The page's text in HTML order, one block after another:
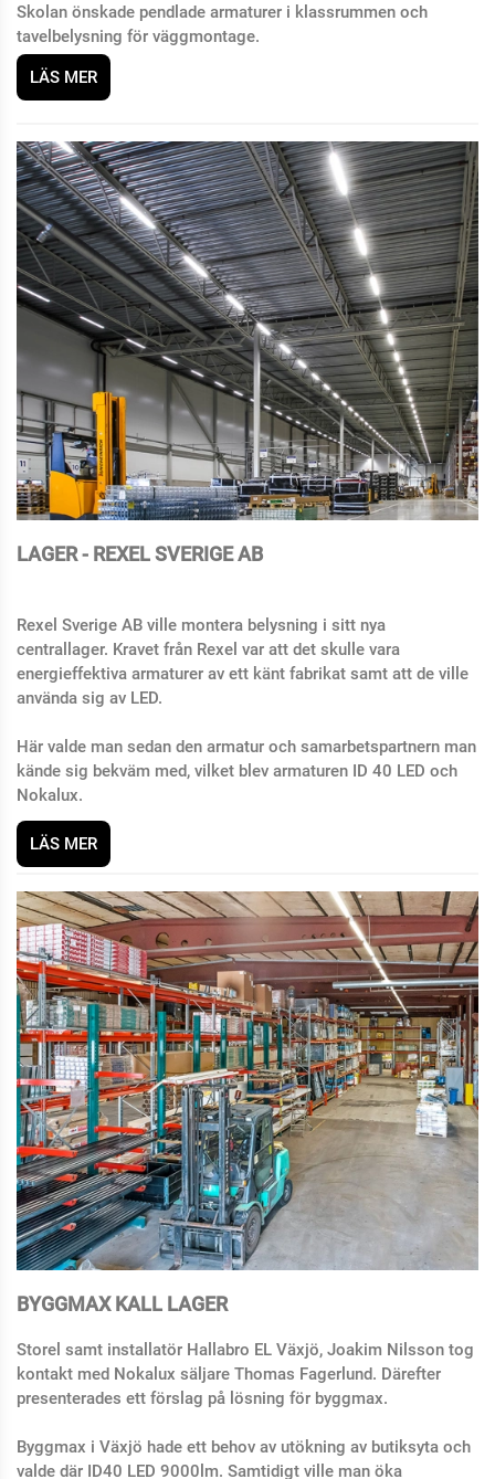
Skolan önskade pendlade armaturer i klassrummen och
tavelbelysning för väggmontage.
LÄS MER
LAGER - REXEL SVERIGE AB
Rexel Sverige AB ville montera belysning i sitt nya
centrallager. Kravet från Rexel var att det skulle vara
energieffektiva armaturer av ett känt fabrikat samt att de ville
använda sig av LED.
Här valde man sedan den armatur och samarbetspartnern man
kände sig bekväm med, vilket blev armaturen ID 40 LED och
Nokalux.
LÄS MER
BYGGMAX KALL LAGER
Storel samt installatör Hallabro EL Växjö, Joakim Nilsson tog
kontakt med Nokalux säljare Thomas Fagerlund. Därefter
presenterades ett förslag på lösning för byggmax.
Byggmax i Växjö hade ett behov av utökning av butiksyta och
valde där ID40 LED 9000lm. Samtidigt ville man öka